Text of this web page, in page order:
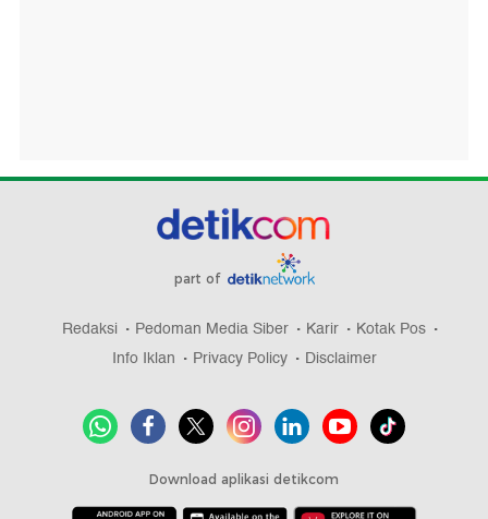
part of
Redaksi Pedoman Media Siber Karir
Kotak Pos
Info Iklan
Privacy Policy Disclaimer
Download aplikasi detikcom